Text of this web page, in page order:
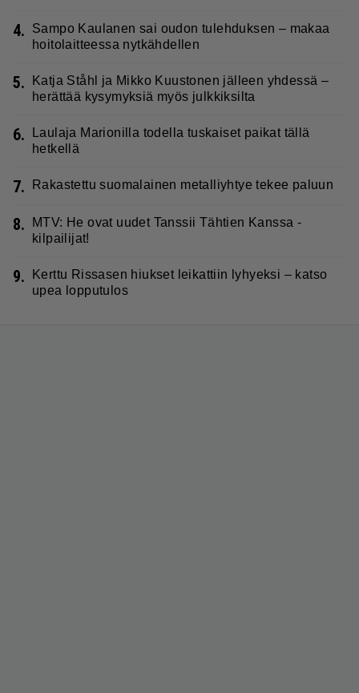
4.
Sampo Kaulanen sai oudon tulehduksen – makaa
hoitolaitteessa nytkähdellen
5.
Katja Ståhl ja Mikko Kuustonen jälleen yhdessä –
herättää kysymyksiä myös julkkiksilta
6.
Laulaja Marionilla todella tuskaiset paikat tällä
hetkellä
7. Rakastettu suomalainen metalliyhtye tekee paluun
8.
MTV: He ovat uudet Tanssii Tähtien Kanssa -
kilpailijat!
9.
Kerttu Rissasen hiukset leikattiin lyhyeksi – katso
upea lopputulos